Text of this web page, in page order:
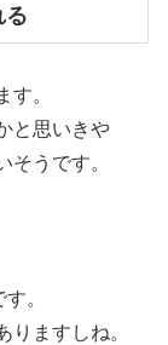
る
す。
と思いきや
うです。
。
ますしね。